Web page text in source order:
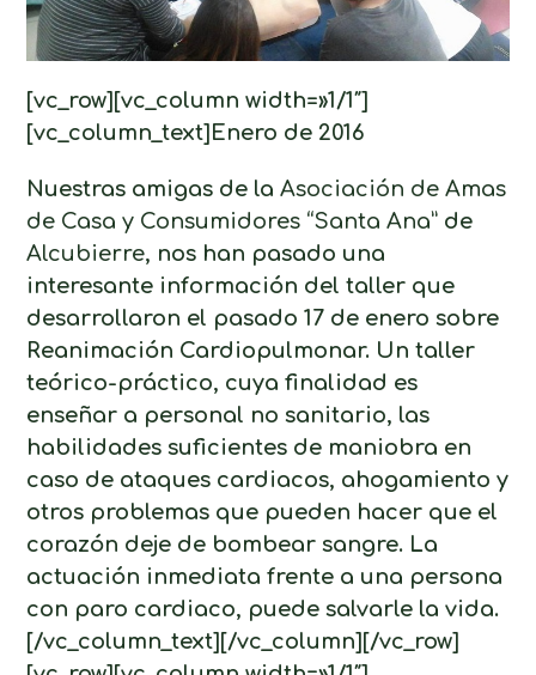
[vc_row][vc_column width=»1/1″]
[vc_column_text]Enero de 2016
Nuestras amigas de laAsociación de Amas
de Casa y Consumidores “Santa Ana” de
Alcubierre, nos han pasado una
interesante información del taller que
desarrollaron el pasado 17 de enero sobre
Reanimación Cardiopulmonar. Un taller
teórico-práctico, cuya finalidad es
enseñar a personal no sanitario, las
habilidades suficientes de maniobra en
caso de ataques cardiacos, ahogamiento y
otros problemas que pueden hacer que el
corazón deje de bombear sangre. La
actuación inmediata frente a una persona
con paro cardiaco, puede salvarle la vida.
[/vc_column_text][/vc_column][/vc_row]